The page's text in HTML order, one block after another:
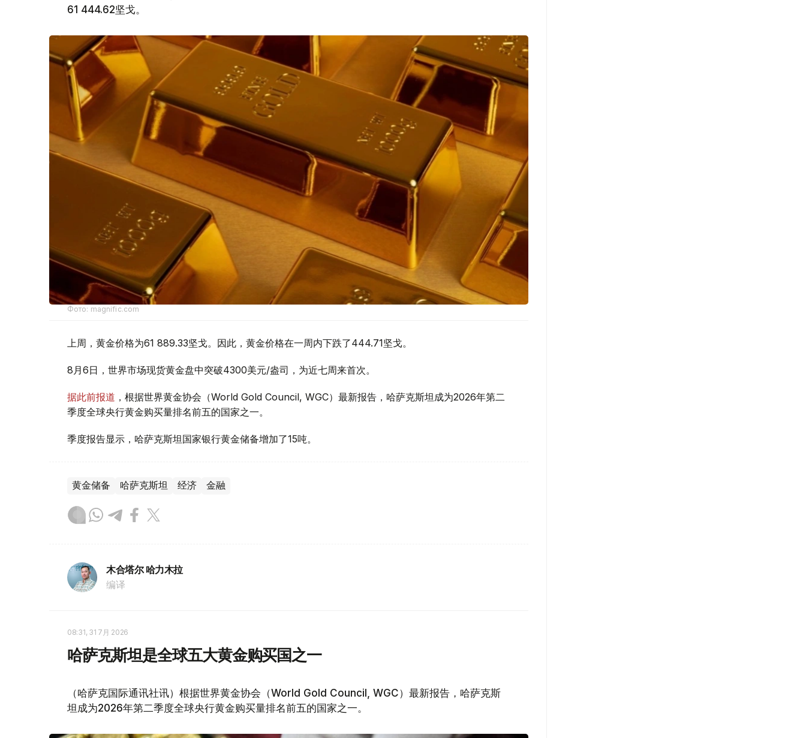
61 444.62坚戈。
Фото: magnific.com
上周，黄金价格为61 889.33坚戈。因此，黄金价格在一周内下跌了444.71坚戈。
8月6日，世界市场现货黄金盘中突破4300美元/盎司，为近七周来首次。
据此前报道 ，根据世界黄金协会（World Gold Council, WGC）最新报告，哈萨克斯坦成为2026年第二
季度全球央行黄金购买量排名前五的国家之一。
季度报告显示，哈萨克斯坦国家银行黄金储备增加了15吨。
黄金储备 哈萨克斯坦 经济 金融
木合塔尔 哈力木拉
编译
08:31, 31 7月 2026
哈萨克斯坦是全球五大黄金购买国之一
（哈萨克国际通讯社讯）根据世界黄金协会（World Gold Council, WGC）最新报告，哈萨克斯
坦成为2026年第二季度全球央行黄金购买量排名前五的国家之一。